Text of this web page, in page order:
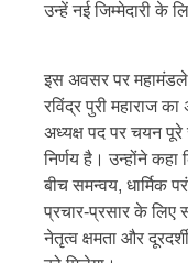
उन्हें नई जिम्मेदारी के
इस अवसर पर
रविंद्र पुरी महाराज
अध्यक्ष पद पर चयन
निर्णय है। उन्होंने
बीच समन्वय, धार्मिक
प्रचार-प्रसार के
नेतृत्व क्षमता और